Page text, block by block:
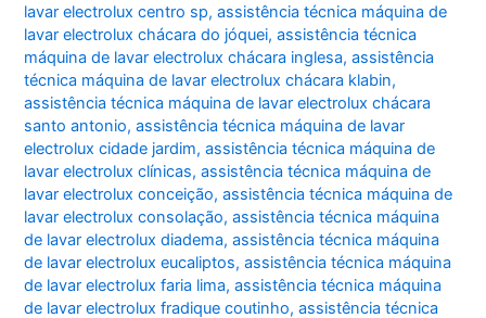
lavar electrolux centro sp,assistência técnica máquina de
lavar electrolux chácara do jóquei,assistência técnica
máquina de lavar electrolux chácara inglesa,assistência
técnica máquina de lavar electrolux chácara klabin,
assistência técnica máquina de lavar electrolux chácara
santo antonio,assistência técnica máquina de lavar
electrolux cidade jardim,assistência técnica máquina de
lavar electrolux clínicas,assistência técnica máquina de
lavar electrolux conceição,assistência técnica máquina de
lavar electrolux consolação,assistência técnica máquina
de lavar electrolux diadema,assistência técnica máquina
de lavar electrolux eucaliptos,assistência técnica máquina
de lavar electrolux faria lima,assistência técnica máquina
de lavar electrolux fradique coutinho,assistência técnica